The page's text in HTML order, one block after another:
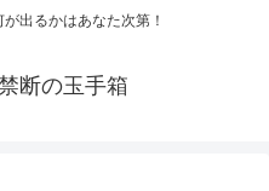
出るかはあなた次第！
断の玉手箱